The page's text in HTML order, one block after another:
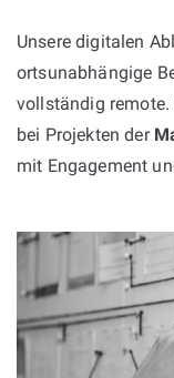
Unsere digitalen
ortsunabhängige
vollständig
bei Projekten der
mit Engagement